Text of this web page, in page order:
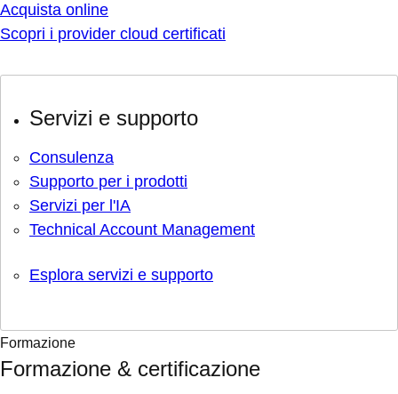
Acquista online
Scopri i provider cloud certificati
Servizi e supporto
Consulenza
Supporto per i prodotti
Servizi per l'IA
Technical Account Management
Esplora servizi e supporto
Formazione
Formazione & certificazione